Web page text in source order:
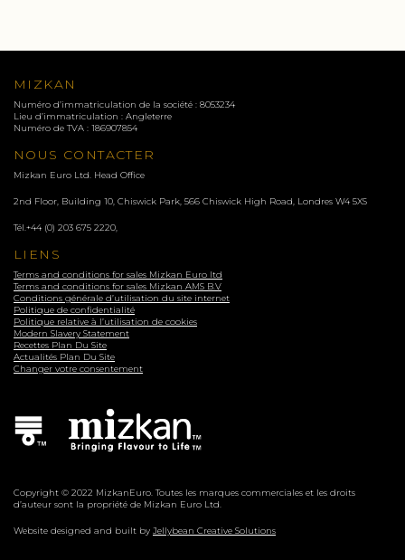
MIZKAN
Numéro d’immatriculation de la société : 8053234
Lieu d’immatriculation : Angleterre
Numéro de TVA : 186907854
NOUS CONTACTER
Mizkan Euro Ltd. Head Office
2nd Floor, Building 10, Chiswick Park, 566 Chiswick High Road, Londres W4 5XS
Tél. +44 (0) 203 675 2220
LIENS
Terms and conditions for sales Mizkan Euro ltd
Terms and conditions for sales Mizkan AMS B.V
Conditions générale d’utilisation du site internet
Politique de confidentialité
Politique relative à l’utilisation de cookies
Modern Slavery Statement
Recettes Plan Du Site
Actualités Plan Du Site
Changer votre consentement
Copyright © 2022 MizkanEuro. Toutes les marques commerciales et les droits
d’auteur sont la propriété de Mizkan Euro Ltd.
Website designed and built by Jellybean Creative Solutions